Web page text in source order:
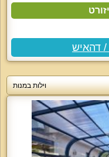
וילות במנות